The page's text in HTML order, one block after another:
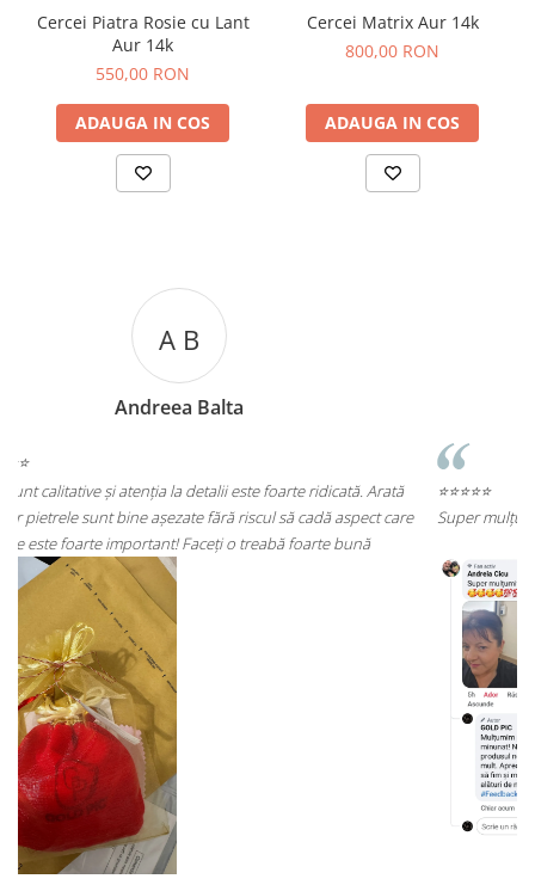
Cercei Piatra Rosie cu Lant
Aur 14k
550,00 RON
ADAUGA IN COS
Cercei Matrix Aur 14k
800,00 RON
ADAUGA IN COS
Andreea Cicu
⭐⭐⭐⭐⭐
Super mulțumită!! Sunt superbi cerceii!!!